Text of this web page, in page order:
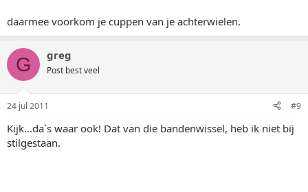
daarmee voorkom je cuppen van je achterwielen.
G greg
Post best veel
24 jul 2011 #9
Kijk...da`s waar ook! Dat van die bandenwissel, heb ik niet bij
stilgestaan.